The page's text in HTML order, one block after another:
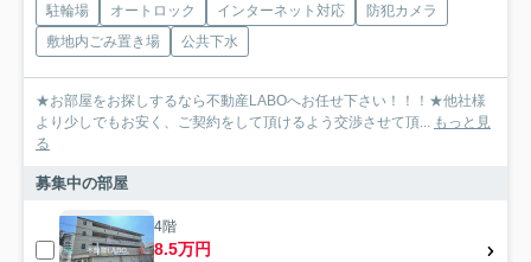
駐輪場 オートロック インターネット対応
防犯カメラ
敷地内ごみ置き場
公共下水
★お部屋をお探しするなら不動産LABOへお任せ下さい！！！★他社様
より少しでもお安く、ご契約をして頂けるよう交渉させて頂...
もっと見
る
募集中の部屋
4階
8.5万円